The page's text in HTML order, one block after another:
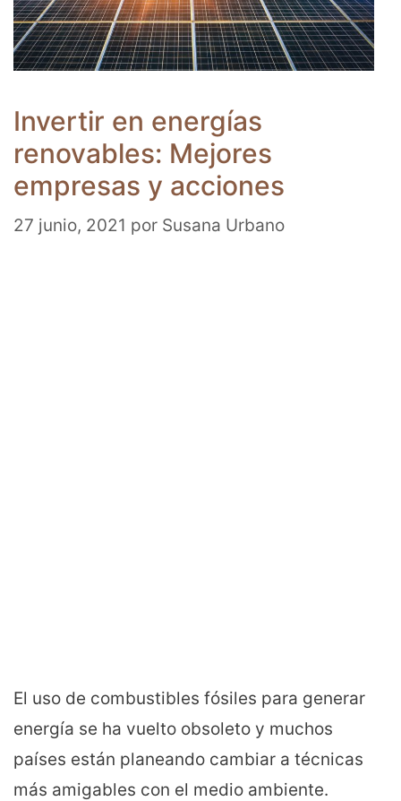
Invertir en energías
renovables: Mejores
empresas y acciones
27 junio, 2021 por Susana Urbano
El uso de combustibles fósiles para generar
energía se ha vuelto obsoleto y muchos
países están planeando cambiar a técnicas
más amigables con el medio ambiente.